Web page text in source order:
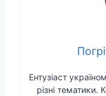
Ентузіаст
різні тематики.